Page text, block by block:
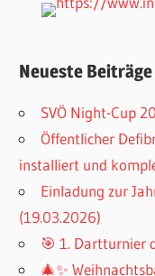
Neueste Beiträge
SVÖ Night-Cup
Öffentlicher
installiert und
Einladung zur
(19.03.2026)
🎯 1. Dartturnier
🎄✨